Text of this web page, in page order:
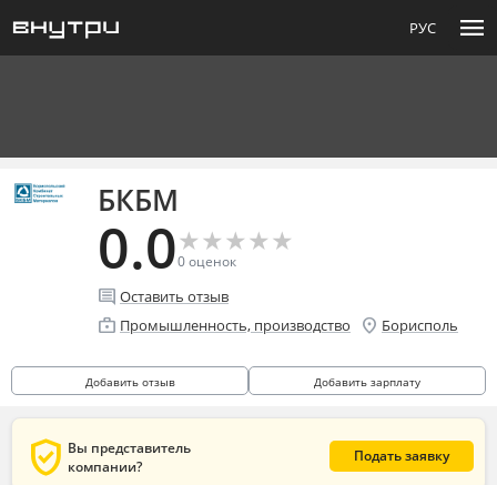
РУС menu
БКБМ
0.0★
★★
★★
★★
★★
★
0оценок
comment Оставить отзыв
enterprise Промышленность, производство location_on Борисполь
Добавить отзыв Добавить зарплату
verified_user Вы представитель
компании?
Подать заявку